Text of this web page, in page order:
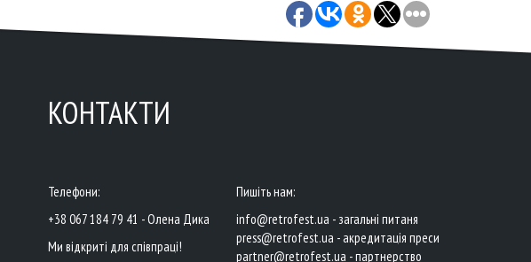
КОНТАКТИ
Телефони:
+38 067 184 79 41 - Олена Дика
Ми відкриті для співпраці!
Пишіть нам:
info@retrofest.ua - загальні питаня
press@retrofest.ua - акредитація преси
partner@retrofest.ua - партнерство